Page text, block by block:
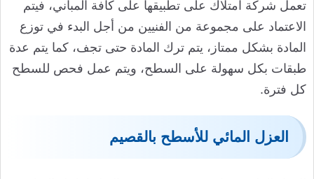
تعمل شركة امتلاك على تطبيقها على كافة المباني، فيتم
الاعتماد على مجموعة من الفنيين من أجل البدء في توزع
المادة بشكل ممتاز، يتم ترك المادة حتى تجف، كما يتم عدة
طبقات بكل سهولة على السطح، ويتم عمل فحص للسطح
كل فترة.
العزل المائي للأسطح بالقصيم